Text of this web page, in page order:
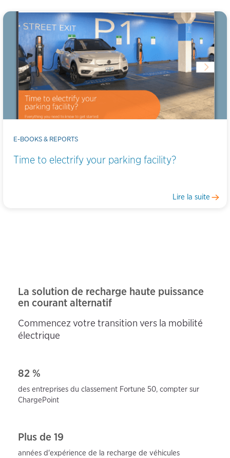
E-BOOKS & REPORTS
Time to electrify your parking facility?
Lire la suite
La solution de recharge haute puissance
en courant alternatif
Commencez votre transition vers la mobilité
électrique
82 %
des entreprises du classement Fortune 50, compter sur
ChargePoint
Plus de 19
années d'expérience de la recharge de véhicules